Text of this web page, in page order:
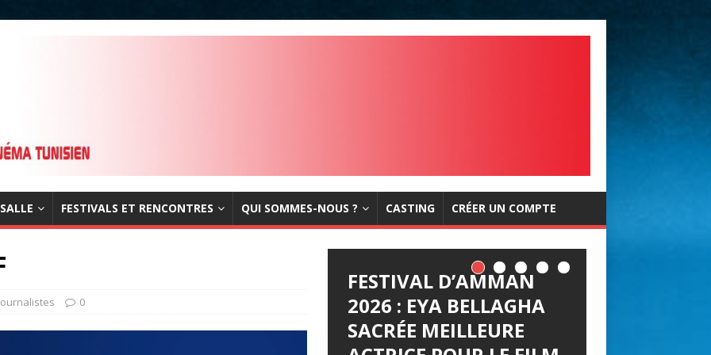
FESTIVALS ET RENCONTRES QUI SOMMES-NOUS ? CASTING CRÉER UN COMPTE
0
FESTIVAL D’AMMAN
2026 : EYA BELLAGHA
SACRÉE MEILLEURE